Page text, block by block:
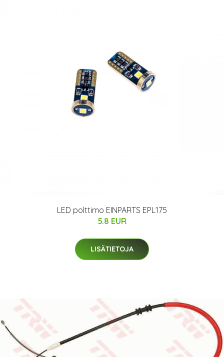
LED polttimo EINPARTS EPL175
5.8 EUR
LISÄTIETOJA